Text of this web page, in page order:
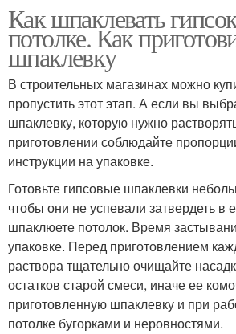
Как шпаклевать
потолке. Как
шпаклевку
В строительных магазинах можно
пропустить этот этап. А если вы
шпаклевку, которую нужно
приготовлении соблюдайте
инструкции на упаковке.
Готовьте гипсовые шпаклевки
чтобы они не успевали затвердеть в
шпаклюете потолок. Время
упаковке. Перед приготовлением
раствора тщательно очищайте
остатков старой смеси, иначе ее
приготовленную шпаклевку и при
потолке бугорками и неровностями.